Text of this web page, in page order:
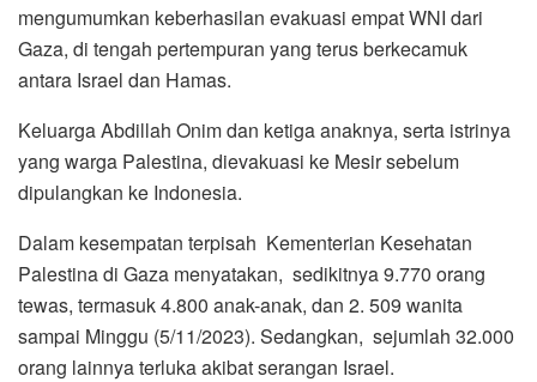
mengumumkan keberhasilan evakuasi empat WNI dari
Gaza, di tengah pertempuran yang terus berkecamuk
antara Israel dan Hamas.
Keluarga Abdillah Onim dan ketiga anaknya, serta istrinya
yang warga Palestina, dievakuasi ke Mesir sebelum
dipulangkan ke Indonesia.
Dalam kesempatan terpisah Kementerian Kesehatan
Palestina di Gaza menyatakan, sedikitnya 9.770 orang
tewas, termasuk 4.800 anak-anak, dan 2. 509 wanita
sampai Minggu (5/11/2023). Sedangkan, sejumlah 32.000
orang lainnya terluka akibat serangan Israel.